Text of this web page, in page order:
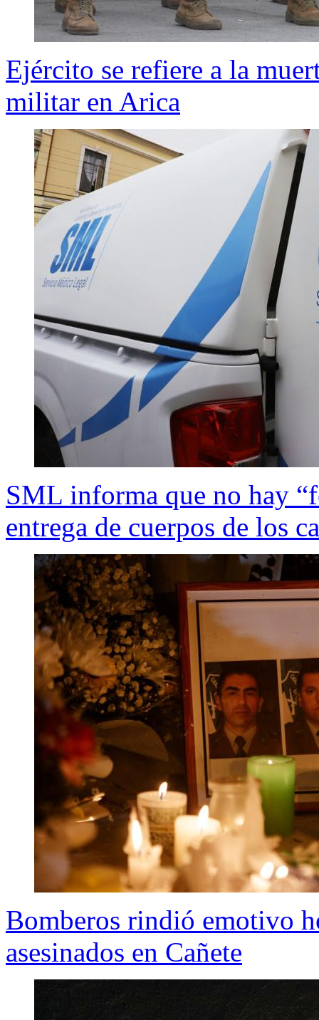
Ejército se refiere a la
militar en Arica
SML informa que no hay
entrega de cuerpos de los
Bomberos rindió emotivo
asesinados en Cañete